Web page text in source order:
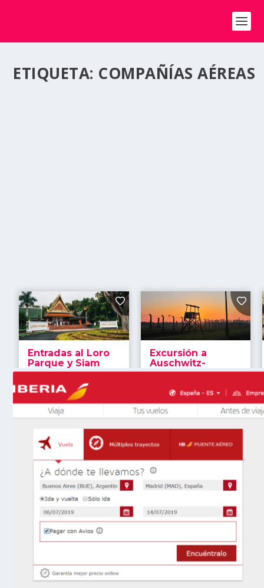
ETIQUETA: COMPAÑÍAS AÉREAS